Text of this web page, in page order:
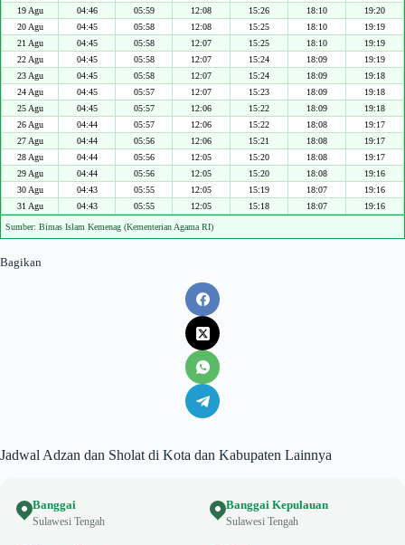
19 Agu
04:46 05:59 12:08 15:26 18:10
19:20
20 Agu
04:45 05:58 12:08 15:25 18:10
19:19
21 Agu
04:45 05:58 12:07 15:25 18:10
19:19
22 Agu
04:45 05:58 12:07 15:24 18:09
19:19
23 Agu
04:45 05:58 12:07 15:24 18:09
19:18
24 Agu
04:45 05:57 12:07 15:23 18:09
19:18
25 Agu
04:45 05:57 12:06 15:22 18:09
19:18
26 Agu
04:44 05:57 12:06 15:22 18:08
19:17
27 Agu
04:44 05:56 12:06 15:21 18:08
19:17
28 Agu
04:44 05:56 12:05 15:20 18:08
19:17
29 Agu
04:44 05:56 12:05 15:20 18:08
19:16
30 Agu
04:43 05:55 12:05 15:19 18:07
19:16
31 Agu
04:43 05:55 12:05 15:18 18:07 19:16
Sumber: Bimas Islam Kemenag (Kementerian Agama RI)
Bagikan
Jadwal Adzan dan Sholat di Kota dan Kabupaten Lainnya
Banggai
Sulawesi Tengah
Banggai Kepulauan
Sulawesi Tengah